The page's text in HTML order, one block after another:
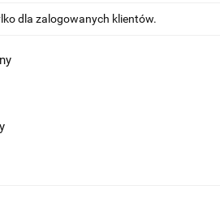
dla zalogowanych klientów.